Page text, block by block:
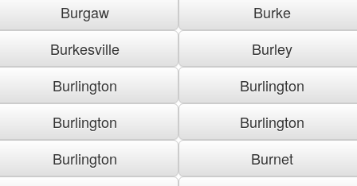
Burgaw
Burke
Burkesville
Burley
Burlington
Burlington
Burlington
Burlington
Burlington
Burnet